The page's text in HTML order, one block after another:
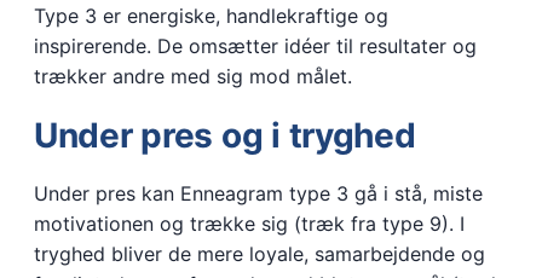
Type 3 er energiske, handlekraftige og
inspirerende. De omsætter idéer til resultater og
trækker andre med sig mod målet.
Under pres og i tryghed
Under pres kan Enneagram type 3 gå i stå, miste
motivationen og trække sig (træk fra type 9). I
tryghed bliver de mere loyale, samarbejdende og